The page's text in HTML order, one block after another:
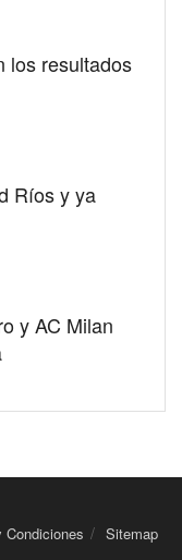
los resultados
Ríos y ya
y AC Milan
Sitemap